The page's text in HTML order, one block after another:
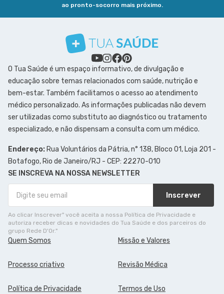
ao pronto-socorro mais próximo.
O Tua Saúde é um espaço informativo, de divulgação e
educação sobre temas relacionados com saúde, nutrição e
bem-estar. Também facilitamos o acesso ao atendimento
médico personalizado. As informações publicadas não devem
ser utilizadas como substituto ao diagnóstico ou tratamento
especializado, e não dispensam a consulta com um médico.
Endereço: Rua Voluntários da Pátria, n° 138, Bloco 01, Loja 201 -
Botafogo, Rio de Janeiro/RJ - CEP: 22270-010
SE INSCREVA NA NOSSA NEWSLETTER
Inscrever
Ao clicar Inscrever" você aceita a nossa Política de Privacidade e
autoriza receber dicas e novidades do Tua Saúde e dos parceiros do
grupo Rede D'Or."
Quem Somos Missão e Valores
Processo criativo Revisão Médica
Política de Privacidade Termos de Uso